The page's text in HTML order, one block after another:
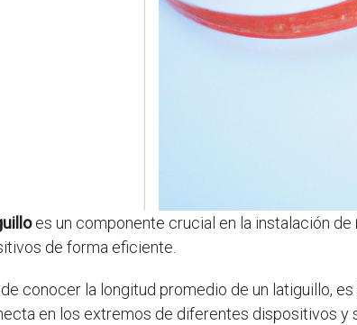
es un componente crucial en la instalación de
de forma eficiente.
conocer la longitud promedio de un latiguillo,
en los extremos de diferentes dispositivos y